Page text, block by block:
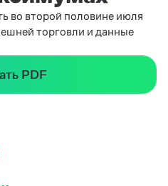
во второй половине июля
торговли и данные
PDF